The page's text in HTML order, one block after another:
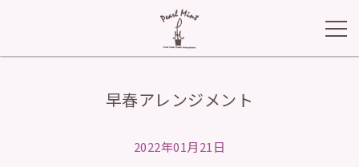
早春アレンジメント
2022年01月21日